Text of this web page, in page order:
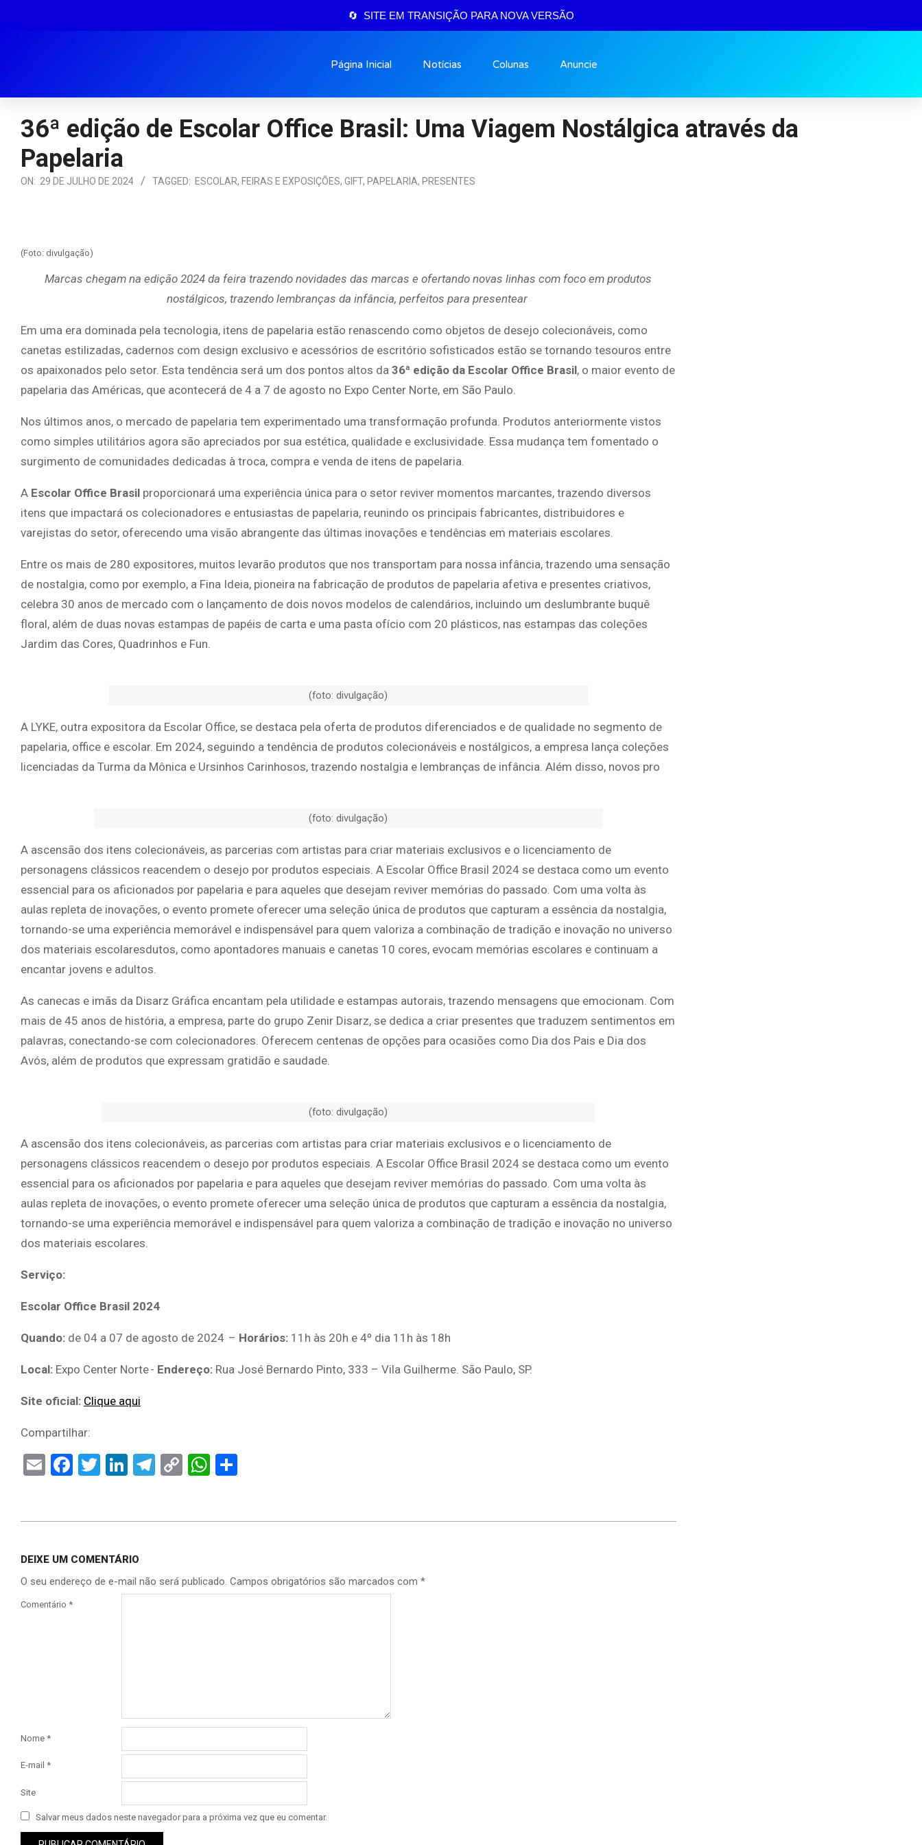
🔄 SITE EM TRANSIÇÃO PARA NOVA VERSÃO
Página Inicial Notícias Colunas Anuncie
36ª edição de Escolar Office Brasil: Uma Viagem Nostálgica através da
Papelaria
ON: 29 DE JULHO DE 2024 TAGGED: ESCOLAR, FEIRAS E EXPOSIÇÕES, GIFT, PAPELARIA, PRESENTES
(Foto: divulgação)
Marcas chegam na edição 2024 da feira trazendo novidades das marcas e ofertando novas linhas com foco em produtos
nostálgicos, trazendo lembranças da infância, perfeitos para presentear
Em uma era dominada pela tecnologia, itens de papelaria estão renascendo como objetos de desejo colecionáveis, como
canetas estilizadas, cadernos com design exclusivo e acessórios de escritório sofisticados estão se tornando tesouros entre
os apaixonados pelo setor. Esta tendência será um dos pontos altos da 36ª edição da Escolar Office Brasil, o maior evento de
papelaria das Américas, que acontecerá de 4 a 7 de agosto no Expo Center Norte, em São Paulo.
Nos últimos anos, o mercado de papelaria tem experimentado uma transformação profunda. Produtos anteriormente vistos
como simples utilitários agora são apreciados por sua estética, qualidade e exclusividade. Essa mudança tem fomentado o
surgimento de comunidades dedicadas à troca, compra e venda de itens de papelaria.
A Escolar Office Brasil proporcionará uma experiência única para o setor reviver momentos marcantes, trazendo diversos
itens que impactará os colecionadores e entusiastas de papelaria, reunindo os principais fabricantes, distribuidores e
varejistas do setor, oferecendo uma visão abrangente das últimas inovações e tendências em materiais escolares.
Entre os mais de 280 expositores, muitos levarão produtos que nos transportam para nossa infância, trazendo uma sensação
de nostalgia, como por exemplo, a Fina Ideia, pioneira na fabricação de produtos de papelaria afetiva e presentes criativos,
celebra 30 anos de mercado com o lançamento de dois novos modelos de calendários, incluindo um deslumbrante buquê
floral, além de duas novas estampas de papéis de carta e uma pasta ofício com 20 plásticos, nas estampas das coleções
Jardim das Cores, Quadrinhos e Fun.
(foto: divulgação)
A LYKE, outra expositora da Escolar Office, se destaca pela oferta de produtos diferenciados e de qualidade no segmento de
papelaria, office e escolar. Em 2024, seguindo a tendência de produtos colecionáveis e nostálgicos, a empresa lança coleções
licenciadas da Turma da Mônica e Ursinhos Carinhosos, trazendo nostalgia e lembranças de infância. Além disso, novos pro
(foto: divulgação)
A ascensão dos itens colecionáveis, as parcerias com artistas para criar materiais exclusivos e o licenciamento de
personagens clássicos reacendem o desejo por produtos especiais. A Escolar Office Brasil 2024 se destaca como um evento
essencial para os aficionados por papelaria e para aqueles que desejam reviver memórias do passado. Com uma volta às
aulas repleta de inovações, o evento promete oferecer uma seleção única de produtos que capturam a essência da nostalgia,
tornando-se uma experiência memorável e indispensável para quem valoriza a combinação de tradição e inovação no universo
dos materiais escolaresdutos, como apontadores manuais e canetas 10 cores, evocam memórias escolares e continuam a
encantar jovens e adultos.
As canecas e imãs da Disarz Gráfica encantam pela utilidade e estampas autorais, trazendo mensagens que emocionam. Com
mais de 45 anos de história, a empresa, parte do grupo Zenir Disarz, se dedica a criar presentes que traduzem sentimentos em
palavras, conectando-se com colecionadores. Oferecem centenas de opções para ocasiões como Dia dos Pais e Dia dos
Avós, além de produtos que expressam gratidão e saudade.
(foto: divulgação)
A ascensão dos itens colecionáveis, as parcerias com artistas para criar materiais exclusivos e o licenciamento de
personagens clássicos reacendem o desejo por produtos especiais. A Escolar Office Brasil 2024 se destaca como um evento
essencial para os aficionados por papelaria e para aqueles que desejam reviver memórias do passado. Com uma volta às
aulas repleta de inovações, o evento promete oferecer uma seleção única de produtos que capturam a essência da nostalgia,
tornando-se uma experiência memorável e indispensável para quem valoriza a combinação de tradição e inovação no universo
dos materiais escolares.
Serviço:
Escolar Office Brasil 2024
Quando: de 04 a 07 de agosto de 2024 – Horários: 11h às 20h e 4º dia 11h às 18h
Local: Expo Center Norte - Endereço: Rua José Bernardo Pinto, 333 – Vila Guilherme. São Paulo, SP.
Site oficial: Clique aqui
Compartilhar:
EmailFacebook
Twitter
LinkedIn
Telegram
CopyWhatsApp
DEIXE UM COMENTÁRIO
O seu endereço de e-mail não será publicado. Campos obrigatórios são marcados com *
Comentário *
Nome *
E-mail *
Site
Salvar meus dados neste navegador para a próxima vez que eu comentar.